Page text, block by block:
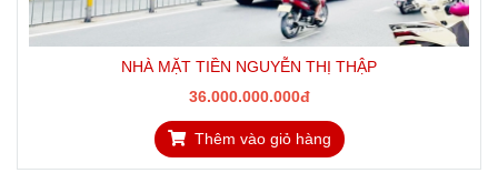
NHÀ MẶT TIỀN NGUYỄN THỊ THẬP
36.000.000.000đ
Thêm vào giỏ hàng